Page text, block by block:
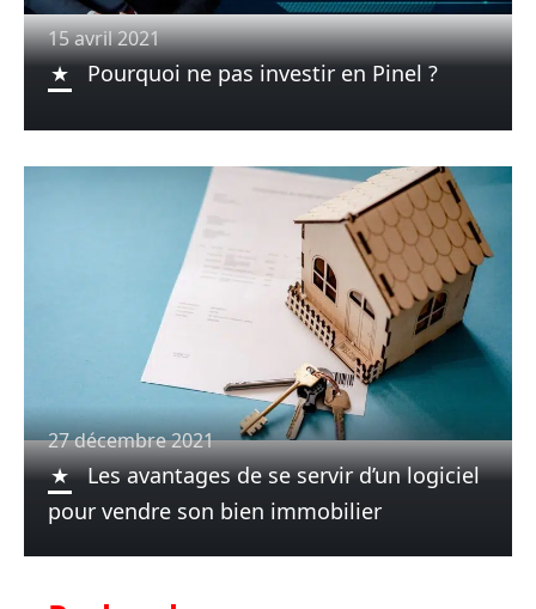
15 avril 2021
Pourquoi ne pas investir en Pinel ?
27 décembre 2021
Les avantages de se servir d’un logiciel
pour vendre son bien immobilier